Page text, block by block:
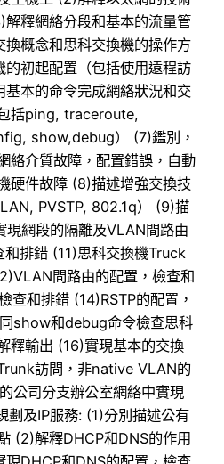
釋網絡分段和基本的流量管
概念和思科交換機的操作方
初起配置（包括使用遠程訪
本的命令完成網絡狀況和交
括ping, traceroute,
show,debug） (7)鑑別，
絡介質故障，配置錯誤，自動
硬件故障 (8)描述增強交換技
PVSTP, 802.1q） (9)描
現網段的隔離及VLAN間路由
排錯 (11)思科交換機Truck
間路由的配置，檢查和
查和排錯 (14)RSTP的配置，
show和debug命令檢查思科
釋輸出 (16)實現基本的交換
訪問，非native VLAN的
公司分支辦公室網絡中實現
劃及IP服務: (1)分別描述公有
(2)解釋DHCP和DNS的作用